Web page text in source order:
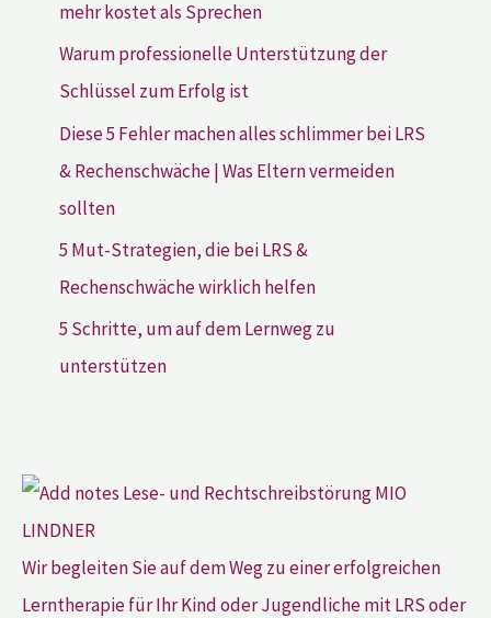
mehr kostet als Sprechen
Warum professionelle Unterstützung der
Schlüssel zum Erfolg ist
Diese 5 Fehler machen alles schlimmer bei LRS
& Rechenschwäche | Was Eltern vermeiden
sollten
5 Mut-Strategien, die bei LRS &
Rechenschwäche wirklich helfen
5 Schritte, um auf dem Lernweg zu
unterstützen
Wir begleiten Sie auf dem Weg zu einer erfolgreichen
Lerntherapie für Ihr Kind oder Jugendliche mit LRS oder